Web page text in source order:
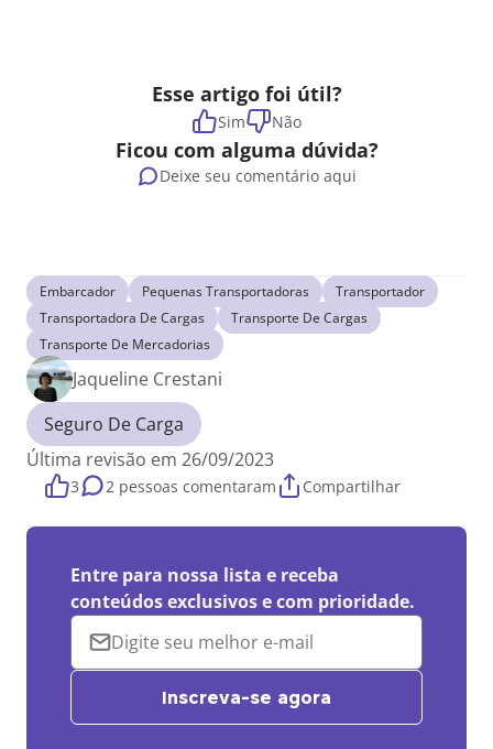
Esse artigo foi útil?
Sim Não
Ficou com alguma dúvida?
Deixe seu comentário aqui
Embarcador Pequenas Transportadoras
Transportador
Transportadora De Cargas
Transporte De Cargas
Transporte De Mercadorias
Jaqueline Crestani
Seguro De Carga
Última revisão em 26/09/2023
3 2 pessoas comentaram Compartilhar
Entre para nossa lista e receba
conteúdos exclusivos e com prioridade.
Inscreva-se agora